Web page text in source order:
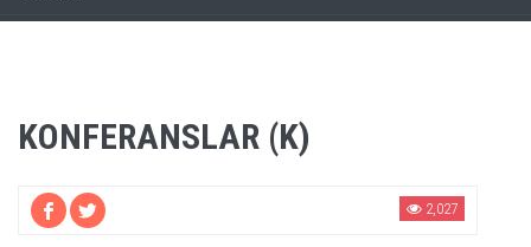
KONFERANSLAR (K)
2,027